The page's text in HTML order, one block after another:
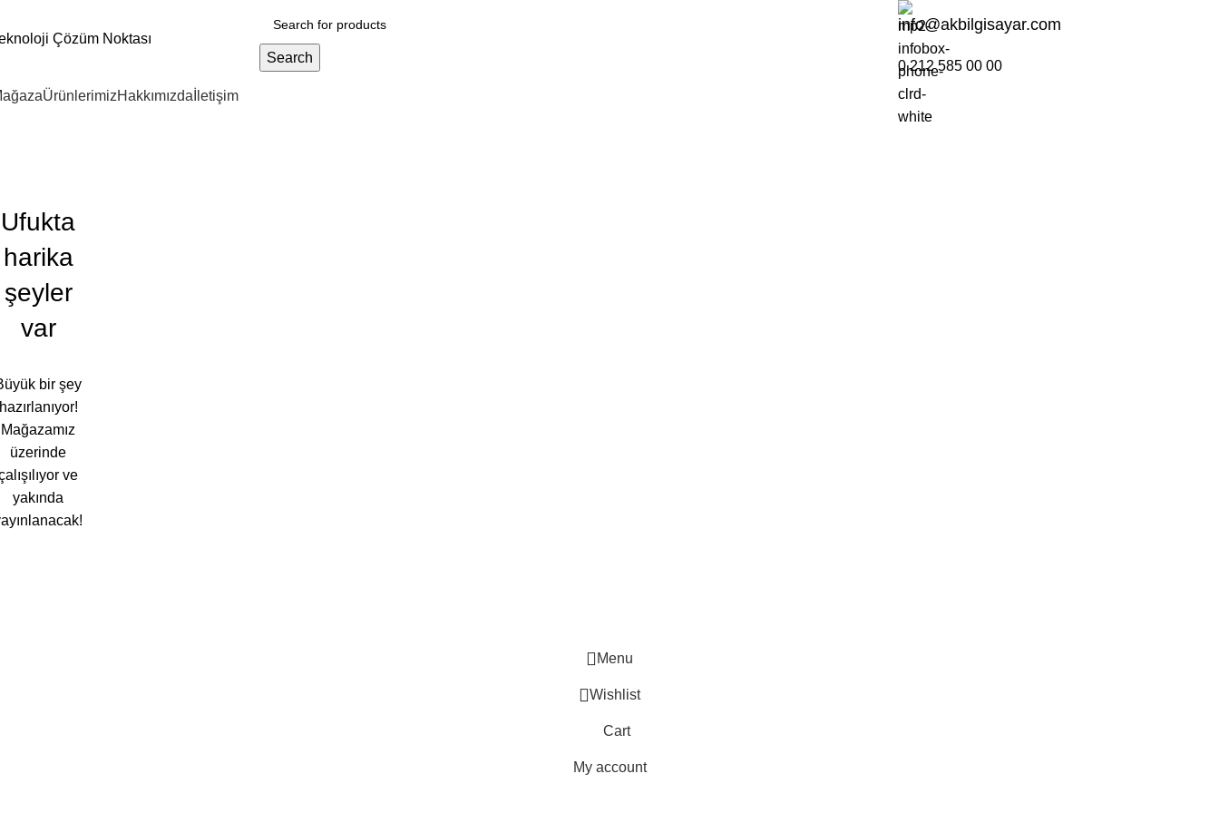
Çözüm Noktası
Search
info@akbilgisayar.com
0 212 585 00 00
ÜrünlerimizHakkımızda İletişim
Ufukta
harika
şeyler
var
bir şey
Mağazamız
üzerinde
ve
yakında
Menu
Wishlist
Cart
My account